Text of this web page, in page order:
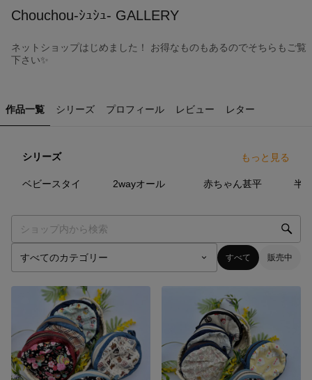
Chouchou-ｼｭｼｭ- GALLERY
ネットショップはじめました！ お得なものもあるのでそちらもご覧
下さい✨
作品一覧 シリーズ プロフィール レビュー レター
シリーズ もっと見る
ベビースタイ 2wayオール 赤ちゃん甚平 半
すべて 販売中